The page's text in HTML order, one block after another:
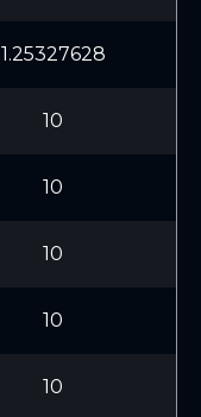
1.25327628
10
10
10
10
10